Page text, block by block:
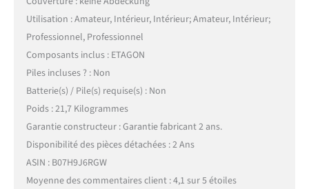
Utilisation : Amateur, Intérieur, Intérieur; Amateur, Intérieur;
Professionnel, Professionnel
Composants inclus : ETAGON
Piles incluses ? : Non
Batterie(s) / Pile(s) requise(s) : Non
Poids : 21,7 Kilogrammes
Garantie constructeur : Garantie fabricant 2 ans.
Disponibilité des pièces détachées : 2 Ans
ASIN : B07H9J6RGW
Moyenne des commentaires client : 4,1 sur 5 étoiles